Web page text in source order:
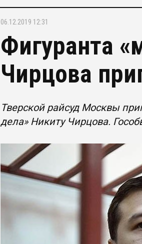
06.12.2019 12:31
Фигуранта
Чирцова
Тверской райсуд Москвы
дела» Никиту Чирцова.